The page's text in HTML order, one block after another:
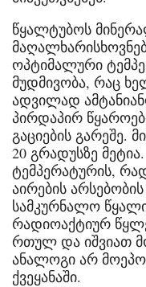
წყალტუბოს
ოპტიმალური
მუდმივობა, რაც
ადვილად
პირდაპირ
გაციების გარეშე.
20 გრადუსზე
ტემპერატურის,
აირების
სამკურნალო
რადიოაქტიურ
რთულ და იშვიათ
ანალოგი არ
ქვეყანაში.